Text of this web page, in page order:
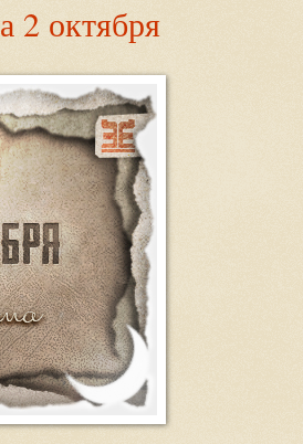
2 октября